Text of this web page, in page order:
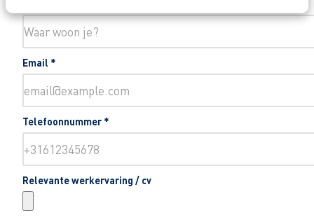
Email *
Telefoonnummer *
Relevante werkervaring / cv